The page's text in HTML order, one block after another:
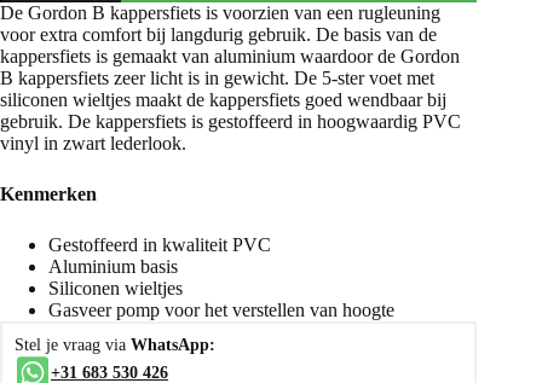
De Gordon B kappersfiets is voorzien van een rugleuning
voor extra comfort bij langdurig gebruik. De basis van de
kappersfiets is gemaakt van aluminium waardoor de Gordon
B kappersfiets zeer licht is in gewicht. De 5-ster voet met
siliconen wieltjes maakt de kappersfiets goed wendbaar bij
gebruik. De kappersfiets is gestoffeerd in hoogwaardig PVC
vinyl in zwart lederlook.
Kenmerken
Gestoffeerd in kwaliteit PVC
Aluminium basis
Siliconen wieltjes
Gasveer pomp voor het verstellen van hoogte
Stel je vraag via WhatsApp:
+31 683 530 426